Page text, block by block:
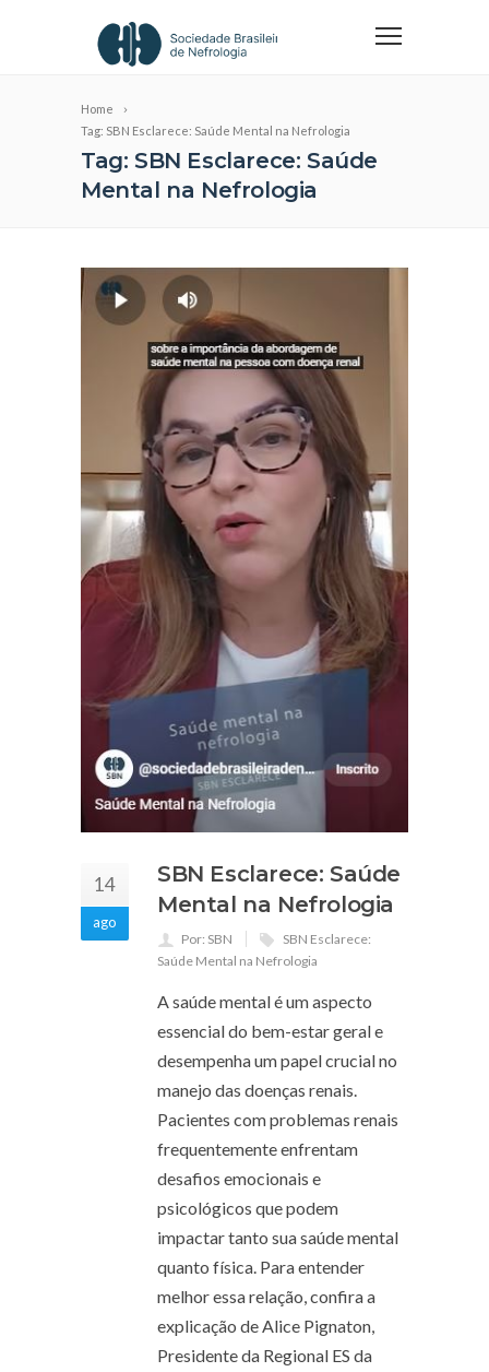
Home
Tag: SBN Esclarece: Saúde Mental na Nefrologia
Tag: SBN Esclarece: Saúde
Mental na Nefrologia
14
ago
SBN Esclarece: Saúde
Mental na Nefrologia
Por: SBN
SBN Esclarece:
Saúde Mental na Nefrologia
A saúde mental é um aspecto
essencial do bem-estar geral e
desempenha um papel crucial no
manejo das doenças renais.
Pacientes com problemas renais
frequentemente enfrentam
desafios emocionais e
psicológicos que podem
impactar tanto sua saúde mental
quanto física. Para entender
melhor essa relação, confira a
explicação de Alice Pignaton,
Presidente da Regional ES da